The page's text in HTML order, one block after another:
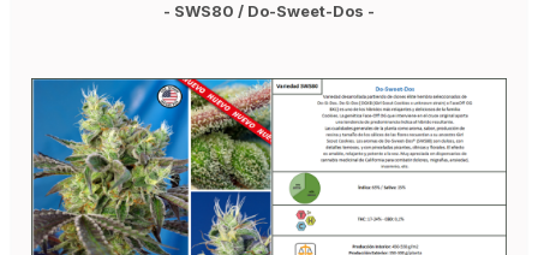
- SWS80 / Do-Sweet-Dos -